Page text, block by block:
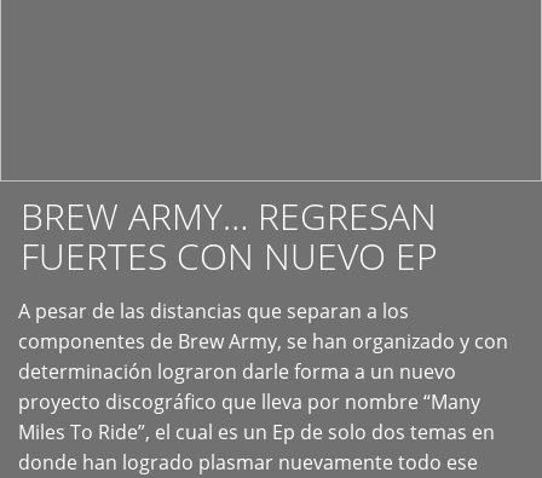
BREW ARMY… REGRESAN
FUERTES CON NUEVO EP
A pesar de las distancias que separan a los
componentes de Brew Army, se han organizado y con
determinación lograron darle forma a un nuevo
proyecto discográfico que lleva por nombre “Many
Miles To Ride”, el cual es un Ep de solo dos temas en
donde han logrado plasmar nuevamente todo ese
+